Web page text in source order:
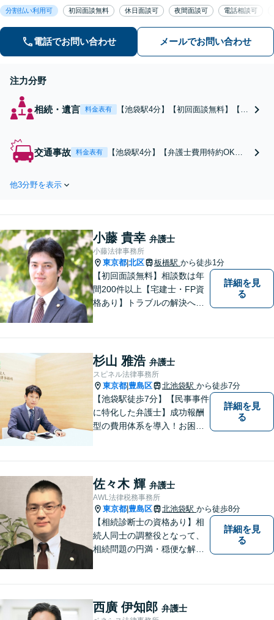
用】仕事内容に応じて料金相談可。ま
ー・論文掲載経験あり】【留学経験あ
り】
分割払い利用可 初回面談無料 休日面談可 夜間面談可 電話相談可
電話でお問い合わせ メールでお問い合わせ
注力分野
相続・遺言 料金表有
【池袋駅4分】【初回面談無料】【国
成など。遺言能力を意識した証拠作
交通事故 料金表有
【池袋駅4分】【弁護士費用特約OK】
障害等級認定などもお任せください。
他3分野を表示
小藤 貴幸 弁護士
小藤法律事務所
東京都 北区 板橋駅 から徒歩1分
【初回面談無料】相談数は年
間200件以上【宅建士・FP資
格あり】トラブルの解決へは
続・離婚・企業法務はお任せ
ください。【板橋駅徒歩1分】
詳細を見
る
杉山 雅浩 弁護士
スピネル法律事務所
東京都 豊島区 北池袋駅 から徒歩7分
【池袋駅徒歩7分】【民事事件
に特化した弁護士】成功報酬
型の費用体系を導入！お困り
で広く取り扱い、幅広い分野
で実績あり！【完全個室対
応】
詳細を見
る
佐々木 輝 弁護士
AWL法律税務事務所
東京都 豊島区 北池袋駅 から徒歩8分
【相続診断士の資格あり】相
続人同士の調整役となって、
相続問題の円満・穏便な解決
棄などお任せください【池袋8
分】交通事故・借金問題にも
詳細を見
る
西廣 伊知郎 弁護士